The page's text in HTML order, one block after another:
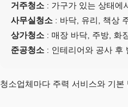
거주청소 : 가구가 있는 상태에
사무실청소 : 바닥, 유리, 책상
상가청소 : 매장 바닥, 주방, 화
준공청소 : 인테리어와 공사 후
청소업체마다 주력 서비스와 기